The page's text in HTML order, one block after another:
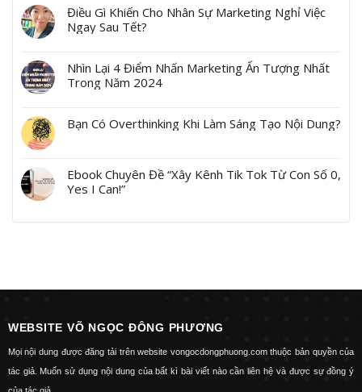
Điều Gì Khiến Cho Nhân Sự Marketing Nghỉ Việc
Ngay Sau Tết?
Nhìn Lại 4 Điểm Nhấn Marketing Ấn Tượng Nhất
Trong Năm 2024
Bạn Có Overthinking Khi Làm Sáng Tạo Nội Dung?
Ebook Chuyên Đề “Xây Kênh Tik Tok Từ Con Số 0,
Yes I Can!”
WEBSITE VÕ NGỌC ĐÔNG PHƯƠNG
Mọi nội dung được đăng tải trên website vongocdongphuong.com thuộc bản quyền của
tác giả. Muốn sử dụng nội dung của bất kì bài viết nào cần liên hệ và được sự đồng ý